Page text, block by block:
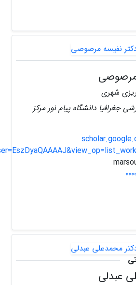
مرصوصی
ریزی شهری
جغرافیا دانشگاه پیام نور مرکز
عبدلی